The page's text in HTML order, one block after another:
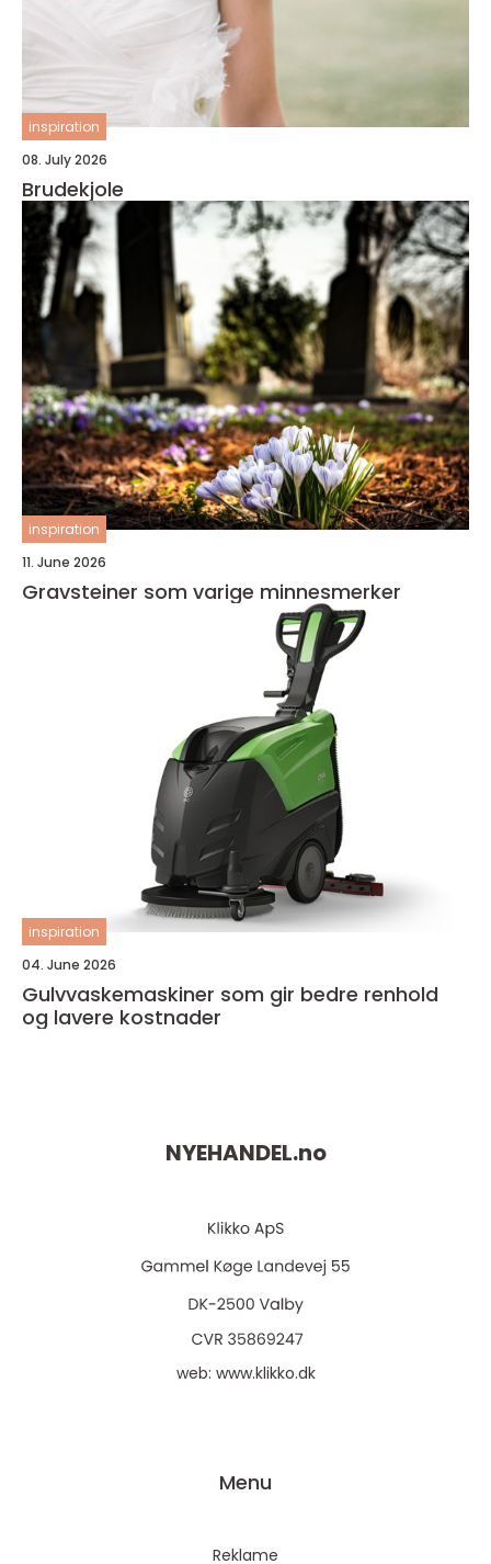
inspiration
08. July 2026
Brudekjole
inspiration
11. June 2026
Gravsteiner som varige minnesmerker
inspiration
04. June 2026
Gulvvaskemaskiner som gir bedre renhold
og lavere kostnader
NYEHANDEL.no
web: www.klikko.dk
Menu
Reklame